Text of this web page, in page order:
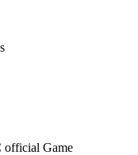
official Game